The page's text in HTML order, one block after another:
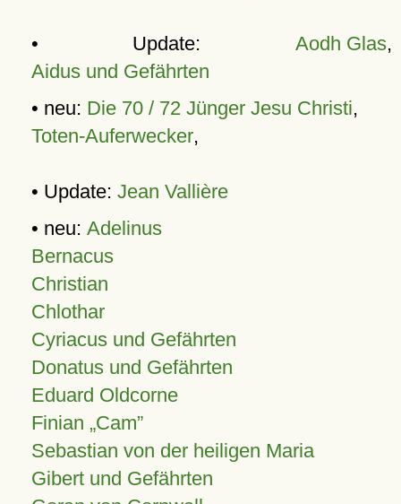
• Update: Aodh Glas,
Aidus und Gefährten
• neu: Die 70 / 72 Jünger Jesu Christi,
Toten-Auferwecker,
• Update: Jean Vallière
• neu: Adelinus
Bernacus
Christian
Chlothar
Cyriacus und Gefährten
Donatus und Gefährten
Eduard Oldcorne
Finian Cam
Sebastian von der heiligen Maria
Gibert und Gefährten